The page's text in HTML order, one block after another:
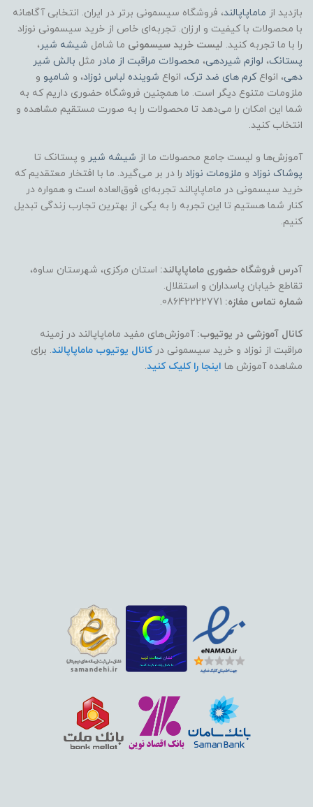
بازدید از ماماپاپالند، فروشگاه سیسمونی برتر در ایران. انتخابی آگاهانه
با محصولات با کیفیت و ارزان. تجربه‌ای خاص از خرید سیسمونی نوزاد
را با ما تجربه کنید. لیست خرید سیسمونی ما شامل شیشه شیر،
پستانک، لوازم شیردهی، محصولات مراقبت از مادر مثل بالش شیر
دهی، انواعکرم های ضد ترک، انواع شوینده لباس نوزاد، و شامپو و
ملزومات متنوع دیگر است. ما همچنین فروشگاه حضوری داریم که به
شما این امکان را می‌دهد تا محصولات را به صورت مستقیم مشاهده و
انتخاب کنید.
آموزش‌ها و لیست جامع محصولات ما از شیشه شیر و پستانک تا
پوشاک نوزاد و ملزومات نوزاد را در بر می‌گیرد. ما با افتخار معتقدیم که
خرید سیسمونی در ماماپاپالند تجربه‌ای فوق‌العاده است و همواره در
کنار شما هستیم تا این تجربه را به یکی از بهترین تجارب زندگی تبدیل
کنیم.
آدرس فروشگاه حضوری ماماپاپالند: استان مرکزی، شهرستان ساوه،
تقاطع خیابان پاسداران و استقلال.
شماره تماس مغازه:
کانال آموزشی در یوتیوب: آموزش‌های مفید ماماپاپالند در زمینه
مراقبت از نوزاد و خرید سیسمونی درکانال یوتیوب ماماپاپالند. برای
مشاهده آموزش ها اینجا را کلیک کنید.